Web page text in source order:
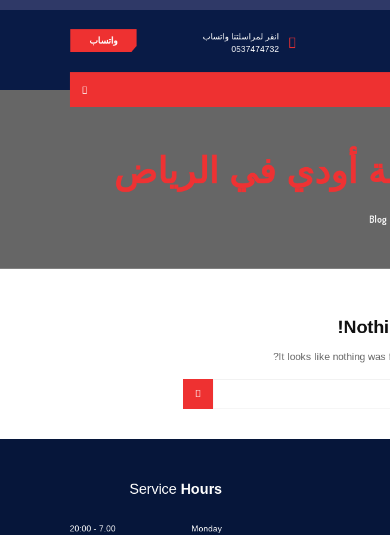
انقر لمراسلتنا واتساب
0537474732
واتساب
أودي في الرياض
Blog
It looks like nothing was
Service Hours
Monday
7.00 - 20:00